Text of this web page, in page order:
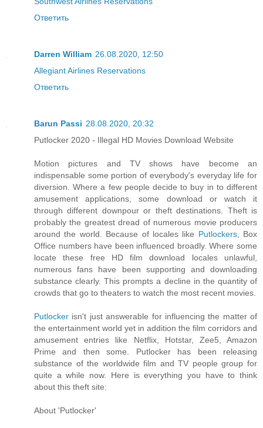
Ответить
Darren William 26.08.2020, 12:50
Allegiant Airlines Reservations
Ответить
Barun Passi 28.08.2020, 20:32
Putlocker 2020 - Illegal HD Movies Download Website
Motion pictures and TV shows have become an
indispensable some portion of everybody's everyday life for
diversion. Where a few people decide to buy in to different
amusement applications, some download or watch it
through different downpour or theft destinations. Theft is
probably the greatest dread of numerous movie producers
around the world. Because of locales like Putlockers, Box
Office numbers have been influenced broadly. Where some
locate these free HD film download locales unlawful,
numerous fans have been supporting and downloading
substance clearly. This prompts a decline in the quantity of
crowds that go to theaters to watch the most recent movies.
Putlocker isn't just answerable for influencing the matter of
the entertainment world yet in addition the film corridors and
amusement entries like Netflix, Hotstar, Zee5, Amazon
Prime and then some. Putlocker has been releasing
substance of the worldwide film and TV people group for
quite a while now. Here is everything you have to think
about this theft site:
About 'Putlocker'